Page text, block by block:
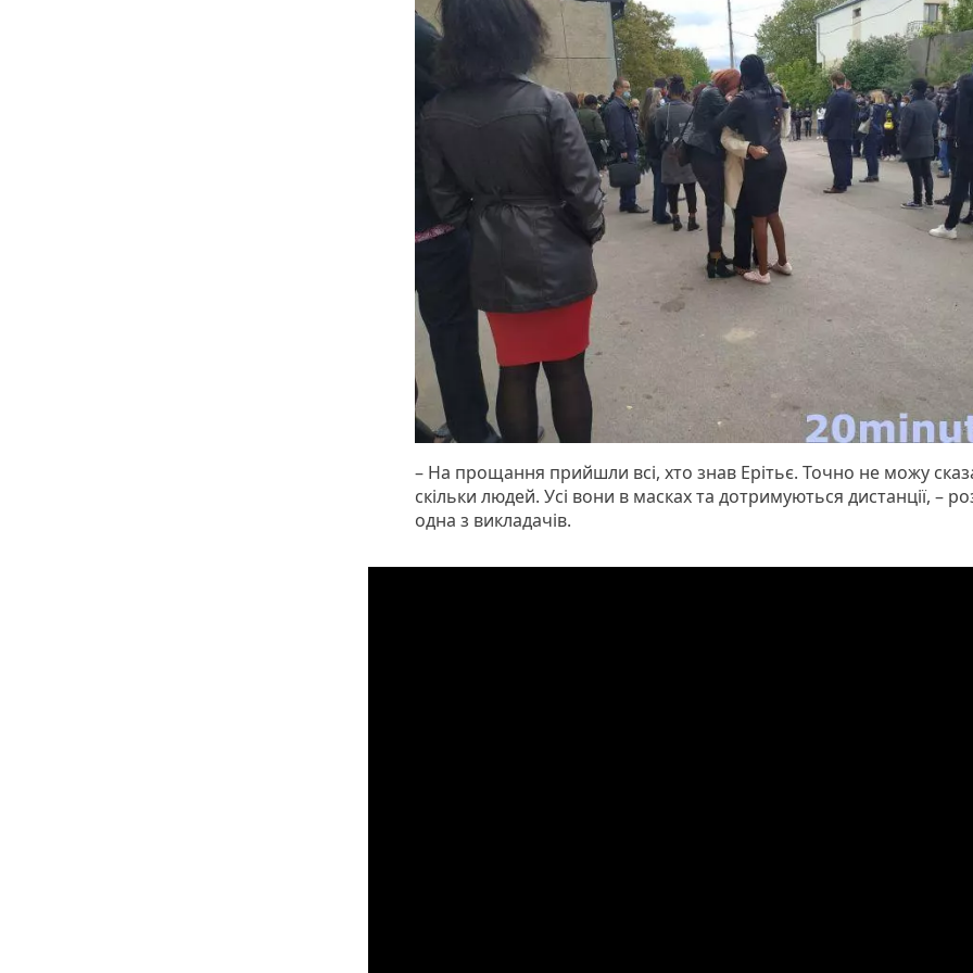
– На прощання прийшли всі, хто знав Ерітьє. Точно не можу
скільки людей. Усі вони в масках та дотримуються дистанції, –
одна з викладачів.